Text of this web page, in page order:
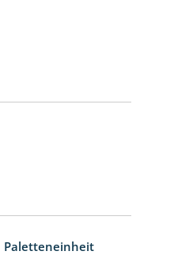
Paletteneinheit